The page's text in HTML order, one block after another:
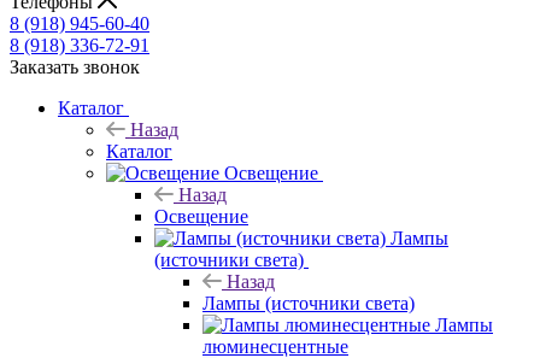
8 (918) 945-60-40
8 (918) 336-72-91
Заказать звонок
Каталог
Назад
Каталог
Освещение
Назад
Освещение
Лампы
(источники света)
Назад
Лампы (источники света)
Лампы
люминесцентные